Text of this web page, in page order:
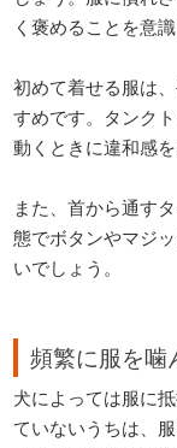
く褒めることを意
初めて着せる服は
すめです。タンク
動くときに違和感
また、首から通す
態でボタンやマジ
いでしょう。
頻繁に服を噛
犬によっては服に
ていないうちは、